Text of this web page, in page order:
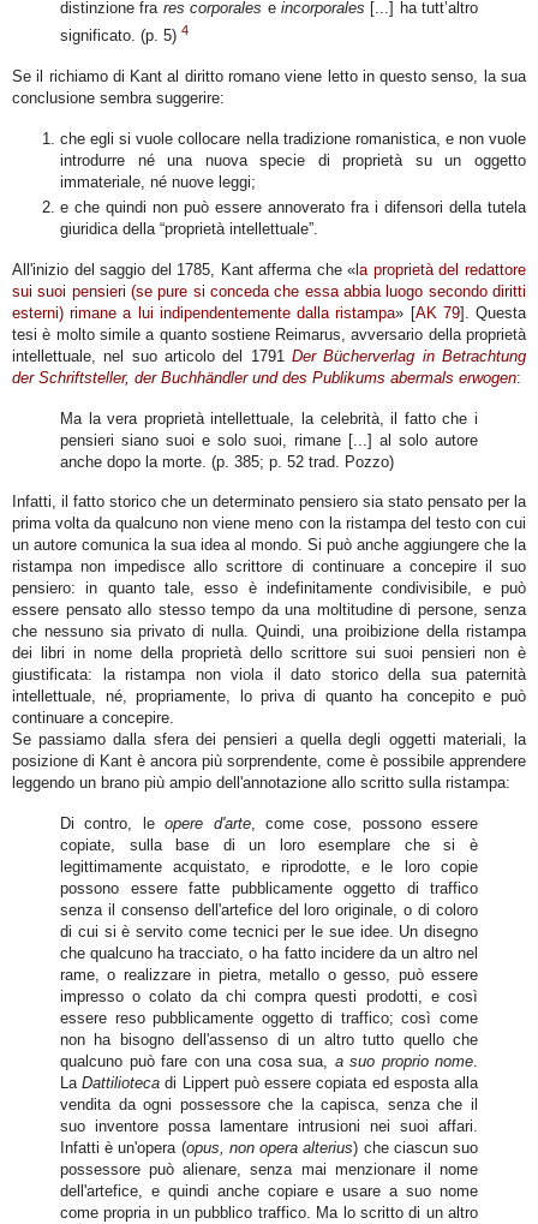
distinzione fra res corporales e incorporales [...] ha tutt’altro
significato. (p. 5) 4
Se il richiamo di Kant al diritto romano viene letto in questo senso, la sua
conclusione sembra suggerire:
che egli si vuole collocare nella tradizione romanistica, e non vuole
introdurre né una nuova specie di proprietà su un oggetto
immateriale, né nuove leggi;
e che quindi non può essere annoverato fra i difensori della tutela
giuridica della “proprietà intellettuale”.
All'inizio del saggio del 1785, Kant afferma che « la proprietà del redattore
sui suoi pensieri (se pure si conceda che essa abbia luogo secondo diritti
esterni) rimane a lui indipendentemente dalla ristampa» [AK 79]. Questa
tesi è molto simile a quanto sostiene Reimarus, avversario della proprietà
intellettuale, nel suo articolo del 1791 Der Bücherverlag in Betrachtung
der Schriftsteller, der Buchhändler und des Publikums abermals erwogen:
Ma la vera proprietà intellettuale, la celebrità, il fatto che i
pensieri siano suoi e solo suoi, rimane [...] al solo autore
anche dopo la morte. (p. 385; p. 52 trad. Pozzo)
Infatti, il fatto storico che un determinato pensiero sia stato pensato per la
prima volta da qualcuno non viene meno con la ristampa del testo con cui
un autore comunica la sua idea al mondo. Si può anche aggiungere che la
ristampa non impedisce allo scrittore di continuare a concepire il suo
pensiero: in quanto tale, esso è indefinitamente condivisibile, e può
essere pensato allo stesso tempo da una moltitudine di persone, senza
che nessuno sia privato di nulla. Quindi, una proibizione della ristampa
dei libri in nome della proprietà dello scrittore sui suoi pensieri non è
giustificata: la ristampa non viola il dato storico della sua paternità
intellettuale, né, propriamente, lo priva di quanto ha concepito e può
continuare a concepire.
Se passiamo dalla sfera dei pensieri a quella degli oggetti materiali, la
posizione di Kant è ancora più sorprendente, come è possibile apprendere
leggendo un brano più ampio dell'annotazione allo scritto sulla ristampa:
Di contro, leopere d'arte, come cose, possono essere
copiate, sulla base di un loro esemplare che si è
legittimamente acquistato, e riprodotte, e le loro copie
possono essere fatte pubblicamente oggetto di traffico
senza il consenso dell'artefice del loro originale, o di coloro
di cui si è servito come tecnici per le sue idee. Un disegno
che qualcuno ha tracciato, o ha fatto incidere da un altro nel
rame, o realizzare in pietra, metallo o gesso, può essere
impresso o colato da chi compra questi prodotti, e così
essere reso pubblicamente oggetto di traffico; così come
non ha bisogno dell'assenso di un altro tutto quello che
qualcuno può fare con una cosa sua, a suo proprio nome.
LaDattilioteca di Lippert può essere copiata ed esposta alla
vendita da ogni possessore che la capisca, senza che il
suo inventore possa lamentare intrusioni nei suoi affari.
Infatti è un'opera (opus, non opera alterius) che ciascun suo
possessore può alienare, senza mai menzionare il nome
dell'artefice, e quindi anche copiare e usare a suo nome
come propria in un pubblico traffico. Ma lo scritto di un altro